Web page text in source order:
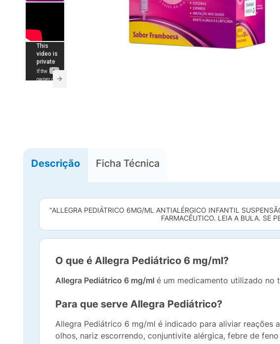
Descrição Ficha Técnica
"ALLEGRA PEDIÁTRICO 6MG/ML ANTIALÉRGICO INFANTIL
FARMACÊUTICO. LEIA A BULA. SE
O que é Allegra Pediátrico 6 mg/ml?
Allegra Pediátrico 6 mg/ml é um medicamento utilizado no
Para que serve Allegra Pediátrico?
Allegra Pediátrico 6 mg/ml é indicado para aliviar reações
olhos, nariz escorrendo, conjuntivite alérgica, febre de